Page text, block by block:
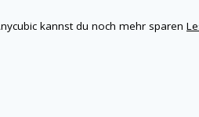
kannst du noch mehr sparen